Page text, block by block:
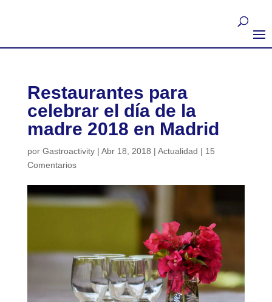
Restaurantes para
celebrar el día de la
madre 2018 en Madrid
por Gastroactivity| Abr 18, 2018 | Actualidad | 15
Comentarios